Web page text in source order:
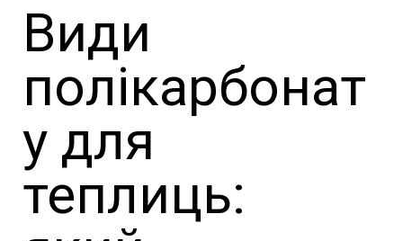
Види
полікарбонат
у для
теплиць: